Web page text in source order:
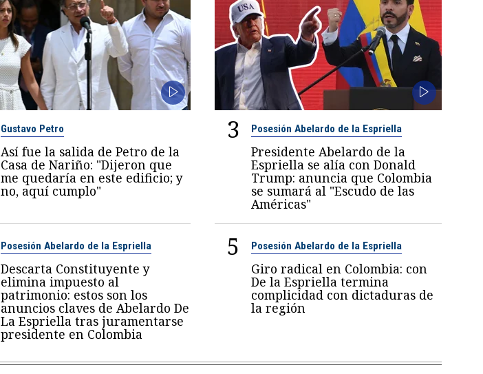
Gustavo Petro
Así fue la salida de Petro de la
Casa de Nariño: "Dijeron que
me quedaría en este edificio; y
no, aquí cumplo"
3 Posesión Abelardo de la Espriella
Presidente Abelardo de la
Espriella se alía con Donald
Trump: anuncia que Colombia
se sumará al "Escudo de las
Américas"
Posesión Abelardo de la Espriella
Descarta Constituyente y
elimina impuesto al
patrimonio: estos son los
anuncios claves de Abelardo De
La Espriella tras juramentarse
presidente en Colombia
5 Posesión Abelardo de la Espriella
Giro radical en Colombia: con
De la Espriella termina
complicidad con dictaduras de
la región